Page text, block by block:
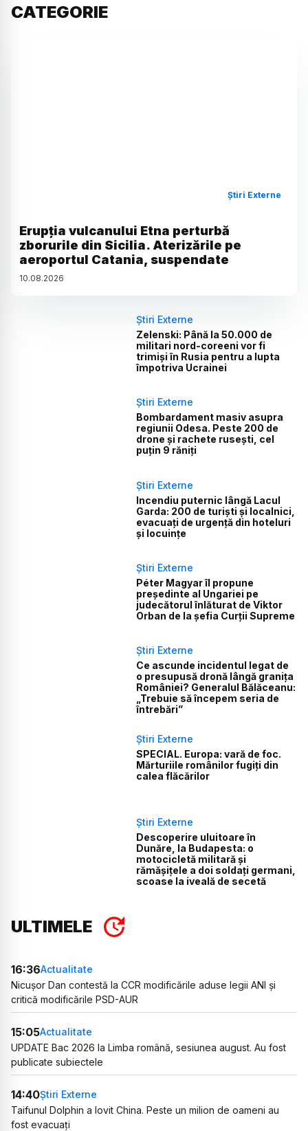
CATEGORIE
Știri Externe
Erupția vulcanului Etna perturbă
zborurile din Sicilia. Aterizările pe
aeroportul Catania, suspendate
10.08.2026
Știri Externe
Zelenski: Până la 50.000 de
militari nord-coreeni vor fi
trimiși în Rusia pentru a lupta
împotriva Ucrainei
Știri Externe
Bombardament masiv asupra
regiunii Odesa. Peste 200 de
drone și rachete rusești, cel
puțin 9 răniți
Știri Externe
Incendiu puternic lângă Lacul
Garda: 200 de turiști și localnici,
evacuați de urgență din hoteluri
și locuințe
Știri Externe
Péter Magyar îl propune
președinte al Ungariei pe
judecătorul înlăturat de Viktor
Orban de la șefia Curții Supreme
Știri Externe
Ce ascunde incidentul legat de
o presupusă dronă lângă granița
României? Generalul Bălăceanu:
„Trebuie să începem seria de
întrebări”
Știri Externe
SPECIAL. Europa: vară de foc.
Mărturiile românilor fugiți din
calea flăcărilor
Știri Externe
Descoperire uluitoare în
Dunăre, la Budapesta: o
motocicletă militară și
rămășițele a doi soldați germani,
scoase la iveală de secetă
ULTIMELE
16:36Actualitate
Nicușor Dan contestă la CCR modificările aduse legii ANI și
critică modificările PSD-AUR
15:05Actualitate
UPDATE Bac 2026 la Limba română, sesiunea august. Au fost
publicate subiectele
14:40Știri Externe
Taifunul Dolphin a lovit China. Peste un milion de oameni au
fost evacuați